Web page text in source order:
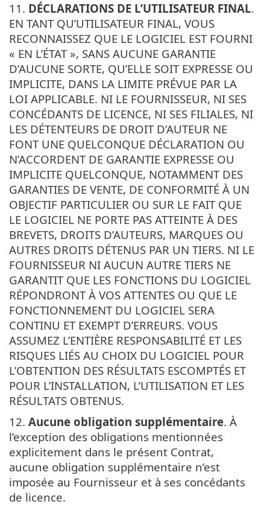
11. DÉCLARATIONS DE L’UTILISATEUR FINAL.
EN TANT QU’UTILISATEUR FINAL, VOUS
RECONNAISSEZ QUE LE LOGICIEL EST FOURNI
« EN L’ÉTAT », SANS AUCUNE GARANTIE
D’AUCUNE SORTE, QU’ELLE SOIT EXPRESSE OU
IMPLICITE, DANS LA LIMITE PRÉVUE PAR LA
LOI APPLICABLE. NI LE FOURNISSEUR, NI SES
CONCÉDANTS DE LICENCE, NI SES FILIALES, NI
LES DÉTENTEURS DE DROIT D’AUTEUR NE
FONT UNE QUELCONQUE DÉCLARATION OU
N’ACCORDENT DE GARANTIE EXPRESSE OU
IMPLICITE QUELCONQUE, NOTAMMENT DES
GARANTIES DE VENTE, DE CONFORMITÉ À UN
OBJECTIF PARTICULIER OU SUR LE FAIT QUE
LE LOGICIEL NE PORTE PAS ATTEINTE À DES
BREVETS, DROITS D’AUTEURS, MARQUES OU
AUTRES DROITS DÉTENUS PAR UN TIERS. NI LE
FOURNISSEUR NI AUCUN AUTRE TIERS NE
GARANTIT QUE LES FONCTIONS DU LOGICIEL
RÉPONDRONT À VOS ATTENTES OU QUE LE
FONCTIONNEMENT DU LOGICIEL SERA
CONTINU ET EXEMPT D’ERREURS. VOUS
ASSUMEZ L’ENTIÈRE RESPONSABILITÉ ET LES
RISQUES LIÉS AU CHOIX DU LOGICIEL POUR
L’OBTENTION DES RÉSULTATS ESCOMPTÉS ET
POUR L’INSTALLATION, L’UTILISATION ET LES
RÉSULTATS OBTENUS.
12. Aucune obligation supplémentaire. À
l’exception des obligations mentionnées
explicitement dans le présent Contrat,
aucune obligation supplémentaire n’est
imposée au Fournisseur et à ses concédants
de licence.